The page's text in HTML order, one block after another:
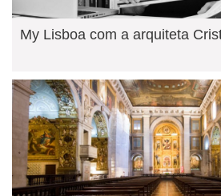
My Lisboa com a arquiteta